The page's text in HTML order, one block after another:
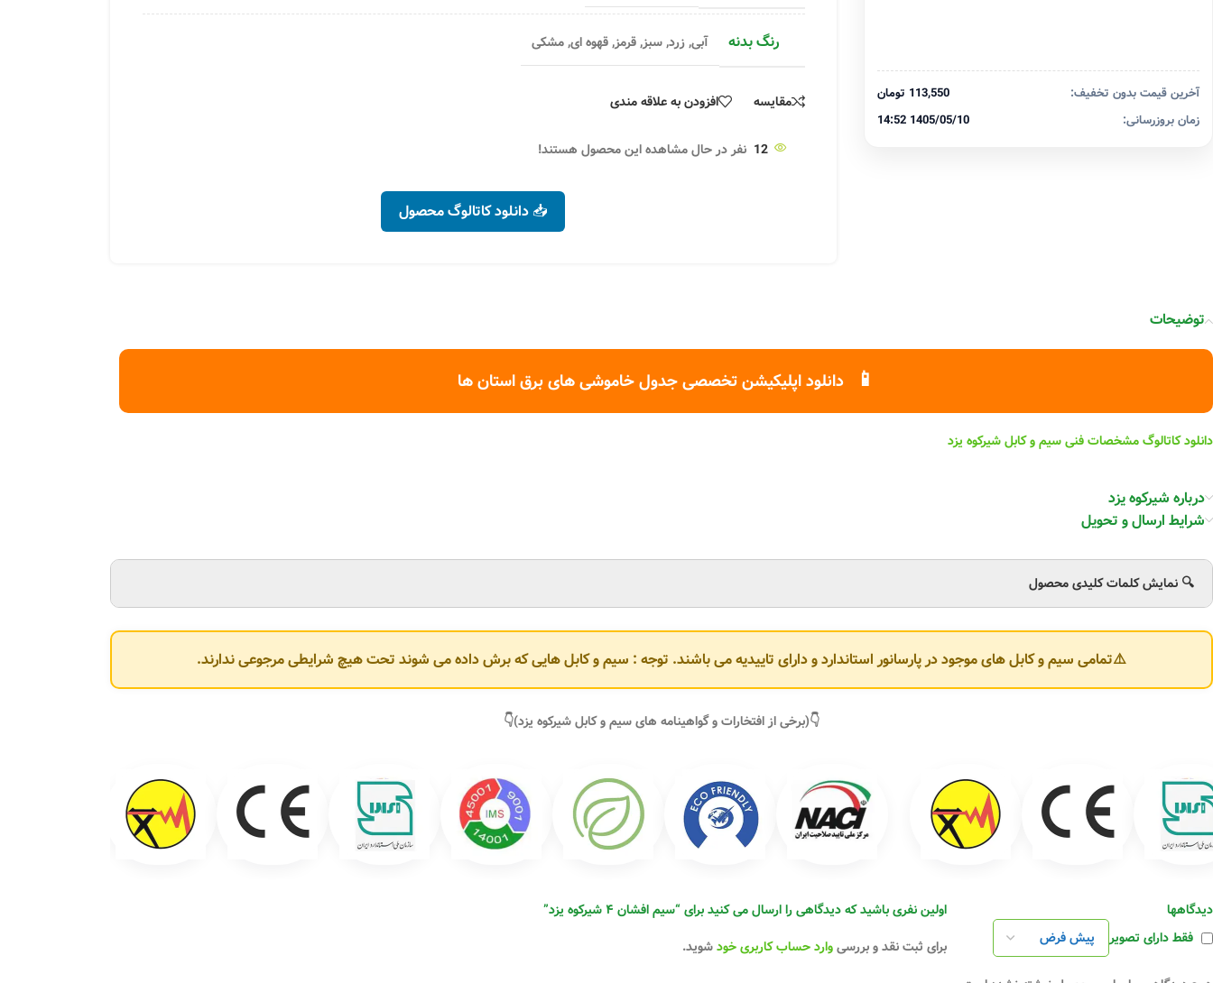
آخرین قیمت بدون تخفیف:
113,550 تومان
زمان بروزرسانی:
1405/05/10 14:52
رنگ بدنه آبی,زرد,سبز,قرمز,قهوه ای,مشکی
مقایسه افزودن به علاقه مندی
12 نفر در حال مشاهده این محصول هستند!
📥 دانلود کاتالوگ محصول
توضیحات
📱 دانلود اپلیکیشن تخصصی جدول خاموشی های برق استان ها
دانلود کاتالوگ مشخصات فنی سیم و کابل شیرکوه یزد
درباره شیرکوه یزد
شرایط ارسال و تحویل
🔍 نمایش کلمات کلیدی محصول
⚠️تمامی سیم و کابل های موجود در پارسانور استاندارد و دارای تاییدیه می باشند. توجه : سیم و کابل هایی که برش داده می شوند تحت هیچ شرایطی مرجوعی ندارند.
👇(برخی از افتخارات و گواهینامه های سیم و کابل شیرکوه یزد)👇
دیدگاهها
فقط دارای تصویر
اولین نفری باشید که دیدگاهی را ارسال می کنید برای “سیم افشان ۴ شیرکوه یزد”
برای ثبت نقد و بررسیوارد حساب کاربری خودشوید.